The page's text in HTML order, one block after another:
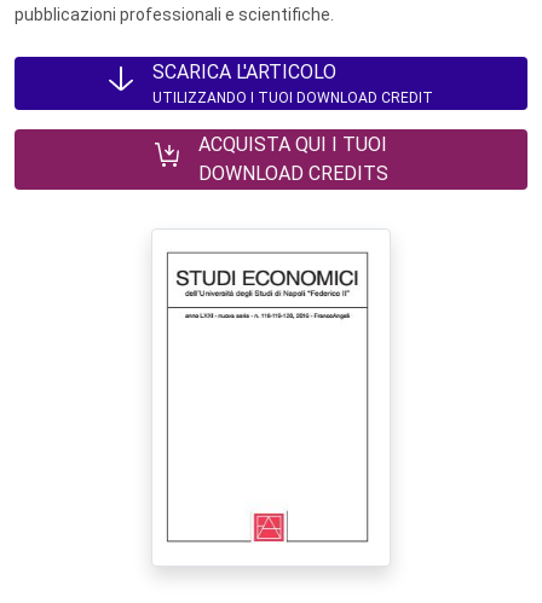
pubblicazioni professionali e scientifiche.
SCARICA L'ARTICOLO
UTILIZZANDO I TUOI DOWNLOAD CREDIT
ACQUISTA QUI I TUOI
DOWNLOAD CREDITS